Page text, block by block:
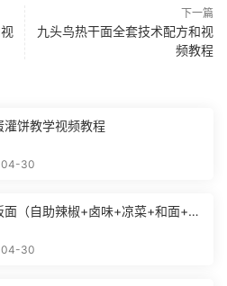
下一篇
九头鸟热干面全套技术配方和视
频教程
灌饼教学视频教程
30
面（自助辣椒+卤味+凉菜+和面+烙
30